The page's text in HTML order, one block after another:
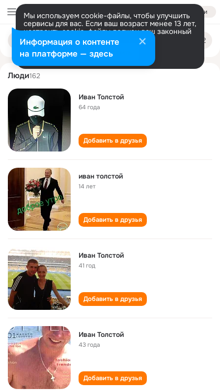
Войти
Мы используем cookie-файлы, чтобы улучшить
сервисы для вас. Если ваш возраст менее 13 лет,
настроить cookie-файлы должен ваш законный
представитель. Больше информации
Разрешить все Настроить
Поиск
людям
ivan tolstoy
Люди162
Иван Толстой
64 года
Добавить в друзья
иван толстой
14 лет
Добавить в друзья
Иван Толстой
41 год
Добавить в друзья
Иван Толстой
43 года
Добавить в друзья
Информация о контенте
на платформе — здесь